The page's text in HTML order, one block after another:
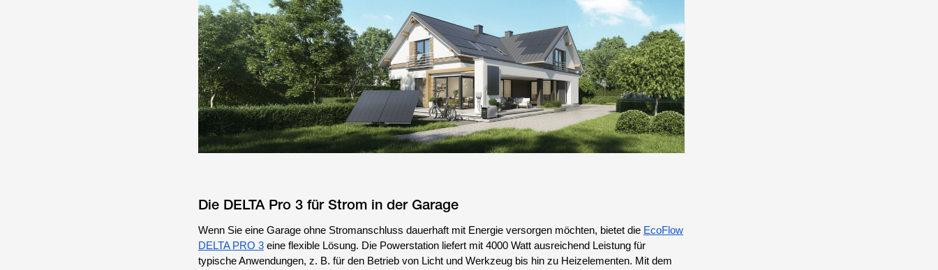
Die DELTA Pro 3 für Strom in der Garage
Wenn Sie eine Garage ohne Stromanschluss dauerhaft mit Energie versorgen möchten, bietet die EcoFlow
DELTA PRO 3eine flexible Lösung. Die Powerstation liefert mit 4000 Watt ausreichend Leistung für
typische Anwendungen, z. B. für den Betrieb von Licht und Werkzeug bis hin zu Heizelementen. Mit dem